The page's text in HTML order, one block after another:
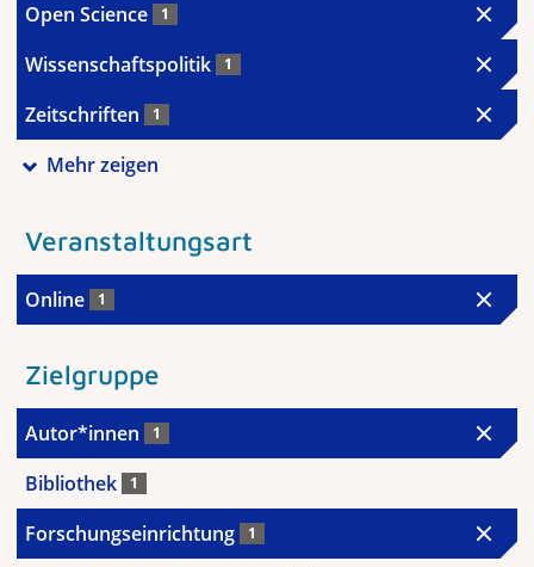
Open Science 1
Wissenschaftspolitik 1
Zeitschriften 1
Mehr zeigen
Veranstaltungsart
Online 1
Zielgruppe
Autor*innen 1
Bibliothek 1
Forschungseinrichtung 1